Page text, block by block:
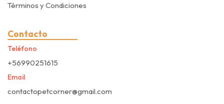
Términos y Condiciones
Contacto
Teléfono
+56990251615
Email
contactopetcorner@gmail.com